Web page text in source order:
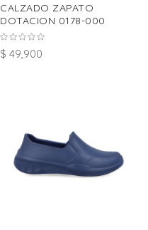
CALZADO ZAPATO
DOTACION 0178-000
$ 49,900